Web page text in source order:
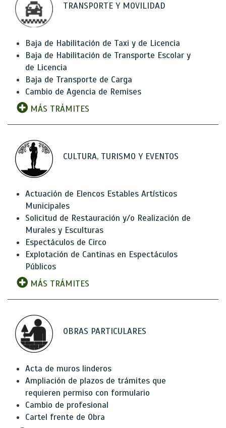
TRANSPORTE Y MOVILIDAD
Baja de Habilitación de Taxi y de Licencia
Baja de Habilitación de Transporte Escolar y
de Licencia
Baja de Transporte de Carga
Cambio de Agencia de Remises
MÁS TRÁMITES
CULTURA, TURISMO Y EVENTOS
Actuación de Elencos Estables Artísticos
Municipales
Solicitud de Restauración y/o Realización de
Murales y Esculturas
Espectáculos de Circo
Explotación de Cantinas en Espectáculos
Públicos
MÁS TRÁMITES
OBRAS PARTICULARES
Acta de muros linderos
Ampliación de plazos de trámites que
requieren permiso con formulario
Cambio de profesional
Cartel frente de Obra